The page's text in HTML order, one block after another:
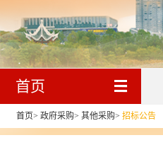
首页
首页> 政府采购> 其他采购> 招标公告